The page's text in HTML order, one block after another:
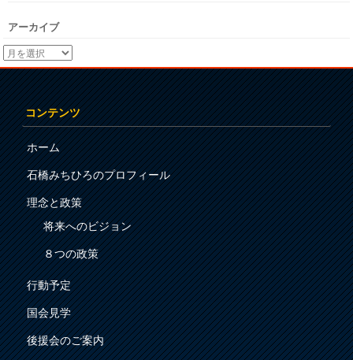
アーカイブ
コンテンツ
ホーム
石橋みちひろのプロフィール
理念と政策
将来へのビジョン
８つの政策
行動予定
国会見学
後援会のご案内